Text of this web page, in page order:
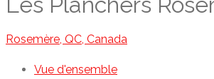
Rosemère, QC, Canada
Vue d'ensemble